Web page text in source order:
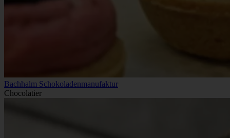
Bachhalm Schokoladenmanufaktur
Chocolatier